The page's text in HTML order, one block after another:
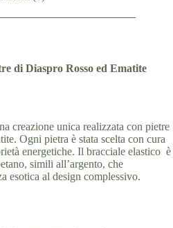
di Diaspro Rosso ed Ematite
creazione unica realizzata con pietre
Ogni pietra è stata scelta con cura
energetiche. Il bracciale elastico è
simili all’argento, che
esotica al design complessivo.